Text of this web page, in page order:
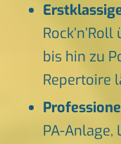
bis hin zu
Repertoire
PA-Anlage,